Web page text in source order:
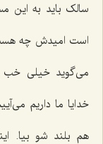
سالک باید به این
است امیدش چه
می‌گوید خیلی خب
خدایا ما داریم
هم بلند شو بیا.